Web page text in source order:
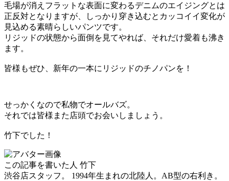
毛場が消えフラットな表面に変わるデニムのエイジングとは
正反対となりますが、しっかり穿き込むとカッコイイ変化が
見込める素晴らしいパンツです。
リジッドの状態から面倒を見てやれば、それだけ愛着も沸き
ます。
皆様もぜひ、新年の一本にリジッドのチノパンを！
せっかくなので私物でオールバズ。
それでは皆様また店頭でお会いしましょう。
竹下でした！
この記事を書いた人 竹下
渋谷店スタッフ。 1994年生まれの北陸人。AB型の右利き。